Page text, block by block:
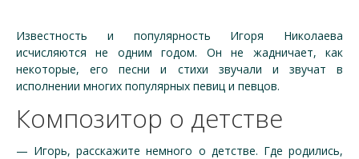
Известность и популярность Игоря Николаева
исчисляются не одним годом. Он не жадничает, как
некоторые, его песни и стихи звучали и звучат в
исполнении многих популярных певиц и певцов.
Композитор о детстве
— Игорь, расскажите немного о детстве. Где родились,